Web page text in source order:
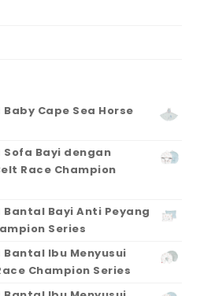
Cape Sea Horse
Sofa Bayi dengan
Race Champion
Bantal Bayi Anti Peyang
Series
Bantal Ibu Menyusui
Champion Series